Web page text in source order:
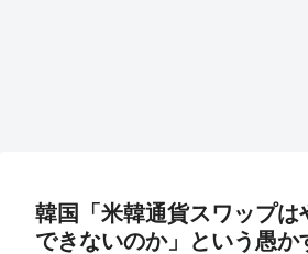
韓国「米韓通貨スワップは
できないのか」という愚